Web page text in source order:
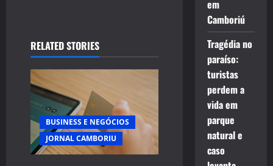
v
i
g
a
t
RELATED STORIES
BUSINESS E NEGÓCIOS
JORNAL CAMBORIU
em
Camboriú
Tragédia no
paraíso:
turistas
perdem a
vida em
parque
natural e
caso